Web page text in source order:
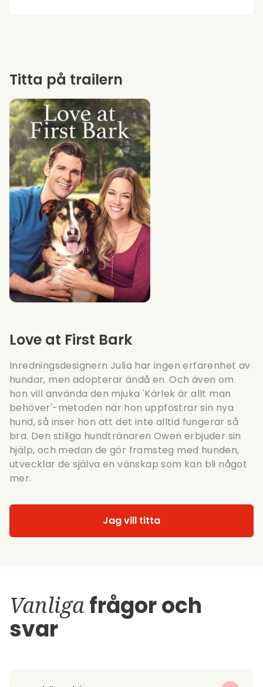
Love at First Bark
Inredningsdesignern Julia har ingen erfarenhet av
hundar, men adopterar ändå en. Och även om
hon vill använda den mjuka 'Kärlek är allt man
behöver'-metoden när hon uppfostrar sin nya
hund, så inser hon att det inte alltid fungerar så
bra. Den stiliga hundtränaren Owen erbjuder sin
hjälp, och medan de gör framsteg med hunden,
utvecklar de själva en vänskap som kan bli något
mer.
Jag vill titta
Titta på trailern
Vanligafrågor och
svar